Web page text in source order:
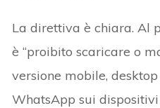
La direttiva è chiara. Al
è “proibito scaricare o
versione mobile,
WhatsApp sui